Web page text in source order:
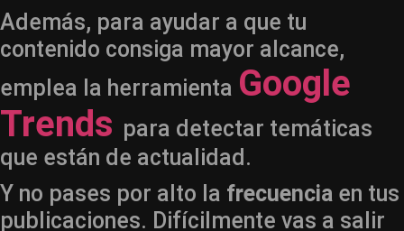
Además, para ayudar a que tu
contenido consiga mayor alcance,
emplea la herramienta Google
Trends para detectar temáticas
que están de actualidad.
Y no pases por alto la frecuencia en tus
publicaciones. Difícilmente vas a salir